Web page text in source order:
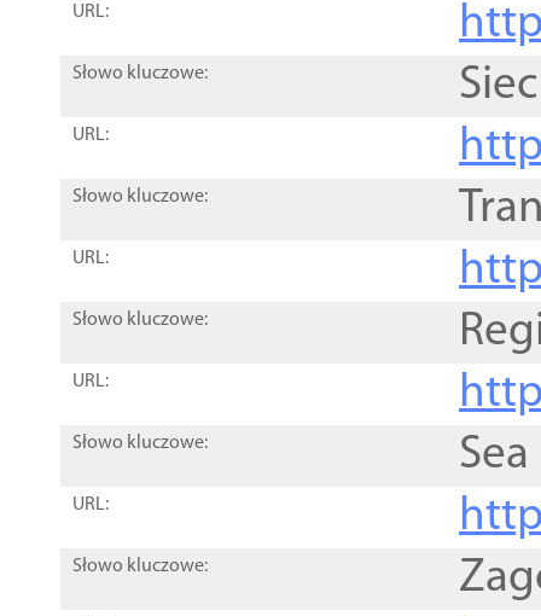
URL:
Słowo kluczowe:
URL:
Słowo kluczowe:
URL:
Słowo kluczowe:
URL:
Słowo kluczowe:
URL:
Słowo kluczowe: